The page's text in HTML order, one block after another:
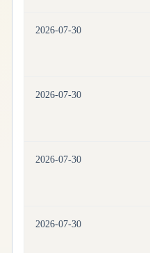
2026-07-30
2026-07-30
2026-07-30
2026-07-30